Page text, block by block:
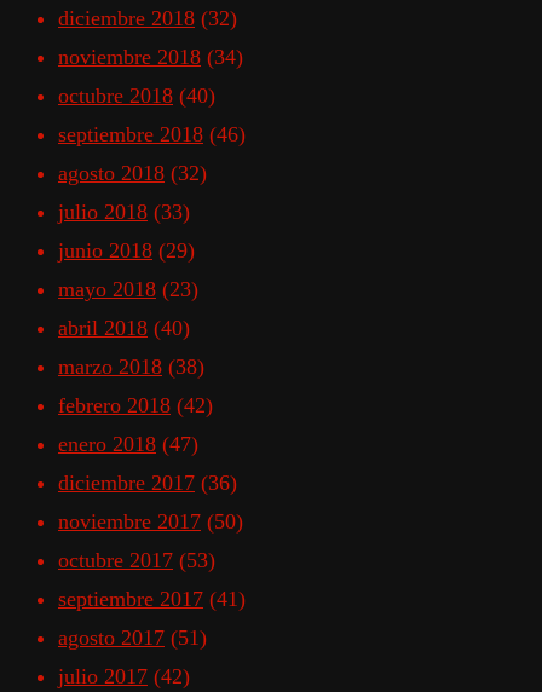
diciembre 2018 (32)
noviembre 2018 (34)
octubre 2018 (40)
septiembre 2018 (46)
agosto 2018 (32)
julio 2018 (33)
junio 2018 (29)
mayo 2018 (23)
abril 2018 (40)
marzo 2018 (38)
febrero 2018 (42)
enero 2018 (47)
diciembre 2017 (36)
noviembre 2017 (50)
octubre 2017 (53)
septiembre 2017 (41)
agosto 2017 (51)
julio 2017 (42)